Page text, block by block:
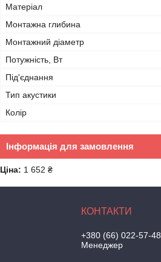
Матеріал
Монтажна глибина
Монтажний діаметр
Потужність, Вт
Під'єднання
Тип акустики
Колір
Інформація для замовлення
Ціна: 1 652 ₴
+380 (66) 022-57-48
Менеджер